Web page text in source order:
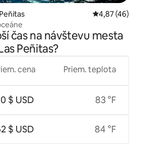
Priemerné
4,87 (46)
čas na návštevu mesta
Peñitas?
cena
$ USD
$ USD
Priem. teplota
83 °F
84 °F